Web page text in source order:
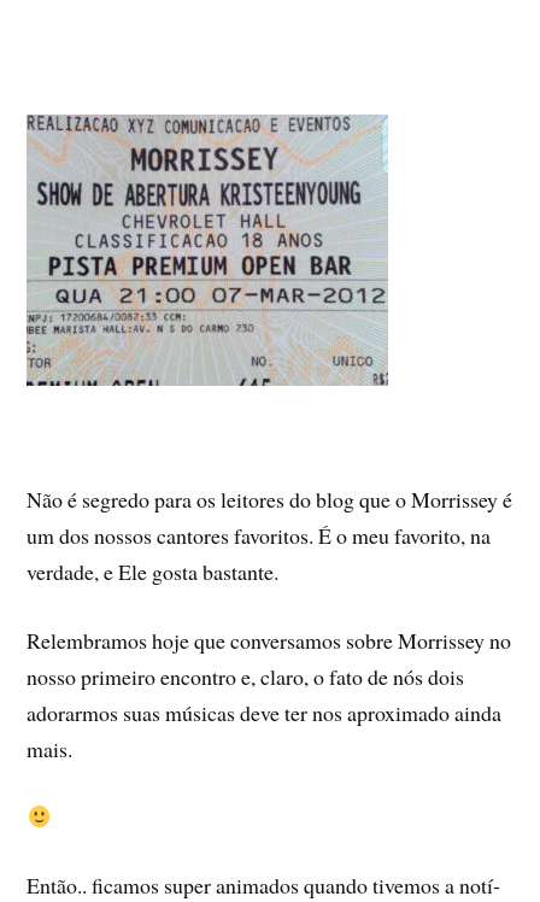
Não é segredo para os leitores do blog que o Morrissey é
um dos nossos cantores favoritos. É o meu favorito, na
verdade, e Ele gosta bastante.
Relembramos hoje que conversamos sobre Morrissey no
nosso primeiro encontro e, claro, o fato de nós dois
adorarmos suas músicas deve ter nos aproximado ainda
mais.
Então.. ficamos super animados quando tivemos a notí­